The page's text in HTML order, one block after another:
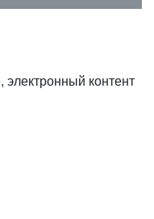
меня на этомконтент